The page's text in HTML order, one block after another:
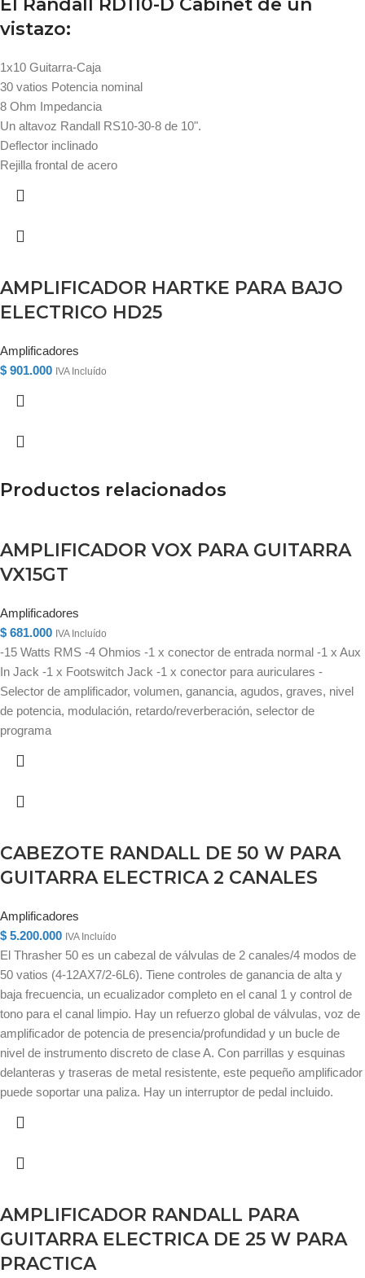
El Randall RD110-D Cabinet de un
vistazo:
1x10 Guitarra-Caja
30 vatios Potencia nominal
8 Ohm Impedancia
Un altavoz Randall RS10-30-8 de 10".
Deflector inclinado
Rejilla frontal de acero
AMPLIFICADOR HARTKE PARA BAJO
ELECTRICO HD25
Amplificadores
$ 901.000 IVA Incluído
Productos relacionados
AMPLIFICADOR VOX PARA GUITARRA
VX15GT
Amplificadores
$ 681.000 IVA Incluído
-15 Watts RMS -4 Ohmios -1 x conector de entrada normal -1 x Aux
In Jack -1 x Footswitch Jack -1 x conector para auriculares -
Selector de amplificador, volumen, ganancia, agudos, graves, nivel
de potencia, modulación, retardo/reverberación, selector de
programa
CABEZOTE RANDALL DE 50 W PARA
GUITARRA ELECTRICA 2 CANALES
Amplificadores
$ 5.200.000 IVA Incluído
El Thrasher 50 es un cabezal de válvulas de 2 canales/4 modos de
50 vatios (4-12AX7/2-6L6). Tiene controles de ganancia de alta y
baja frecuencia, un ecualizador completo en el canal 1 y control de
tono para el canal limpio. Hay un refuerzo global de válvulas, voz de
amplificador de potencia de presencia/profundidad y un bucle de
nivel de instrumento discreto de clase A. Con parrillas y esquinas
delanteras y traseras de metal resistente, este pequeño amplificador
puede soportar una paliza. Hay un interruptor de pedal incluido.
AMPLIFICADOR RANDALL PARA
GUITARRA ELECTRICA DE 25 W PARA
PRACTICA